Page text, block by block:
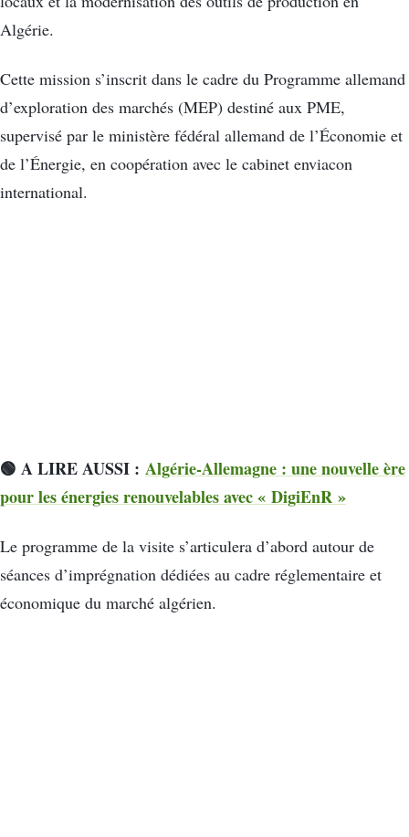
Algérie.
Cette mission s’inscrit dans le cadre du Programme allemand
d’exploration des marchés (MEP) destiné aux PME,
supervisé par le ministère fédéral allemand de l’Économie et
de l’Énergie, en coopération avec le cabinet enviacon
international.
🟢 A LIRE AUSSI : Algérie-Allemagne : une nouvelle ère
pour les énergies renouvelables avec « DigiEnR »
Le programme de la visite s’articulera d’abord autour de
séances d’imprégnation dédiées au cadre réglementaire et
économique du marché algérien.